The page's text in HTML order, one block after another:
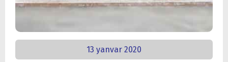
13 yanvar 2020